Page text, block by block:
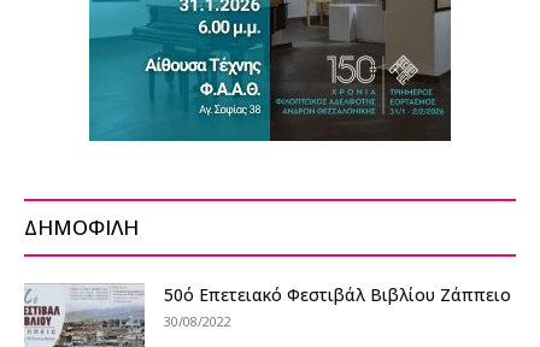
ΔΗΜΟΦΙΛΗ
50ό Επετειακό Φεστιβάλ Βιβλίου Ζάππειο
30/08/2022